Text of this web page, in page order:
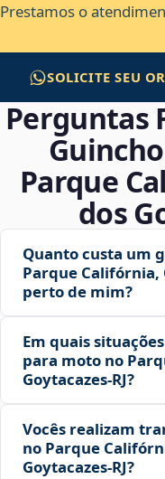
Prestamos o
SOLICITE SEU
Perguntas
Parque
dos
Quanto custa um
Parque Califórnia,
perto de mim?
Em quais
para moto no
Goytacazes‑RJ?
Vocês realizam
no Parque
Goytacazes‑RJ?